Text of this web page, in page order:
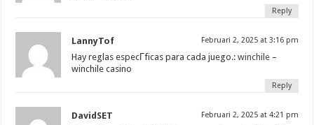
Reply
LannyTof Februari 2, 2025 at 3:16 pm
Hay reglas especГ­ficas para cada juego.:winchile –
winchile casino
Reply
DavidSET Februari 2, 2025 at 4:21 pm